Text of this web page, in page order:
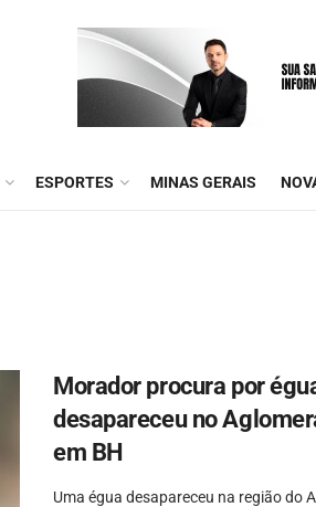
ESPORTES MINAS GERAIS
Morador procura por
desapareceu no
em BH
Uma égua desapareceu na região do